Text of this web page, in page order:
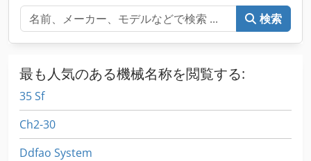
検索
最も人気のある機械名称を閲覧する:
35 Sf
Ch2-30
Ddfao System